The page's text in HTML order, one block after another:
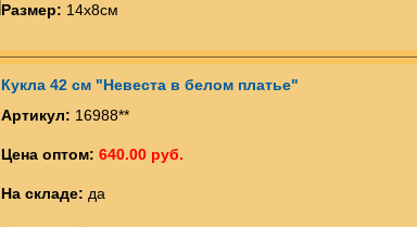
Размер: 14х8см
Кукла 42 см "Невеста в белом платье"
Артикул: 16988**
Цена оптом: 640.00 руб.
На складе: да